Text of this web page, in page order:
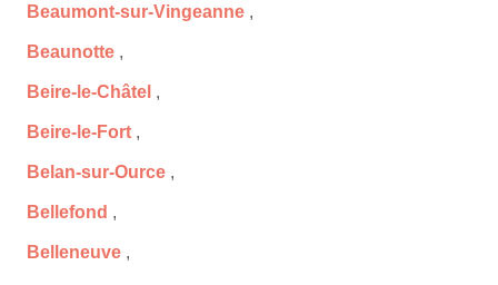
Beaumont-sur-Vingeanne ,
Beaunotte ,
Beire-le-Châtel ,
Beire-le-Fort ,
Belan-sur-Ource ,
Bellefond ,
Belleneuve ,